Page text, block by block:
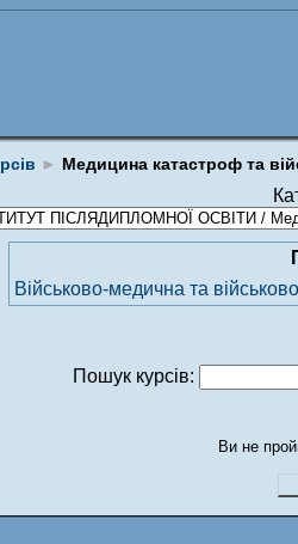
► Медицина катастроф та
Пошук курсів:
Ви не